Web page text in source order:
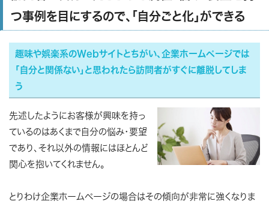
つ事例を目にするので、「自分ごと化」ができる
趣味や娯楽系のWebサイトとちがい、企業ホームページでは
「自分と関係ない」と思われたら訪問者がすぐに離脱してしま
う
先述したようにお客様が興味を持っ
ているのはあくまで自分の悩み・要望
であり、それ以外の情報にはほとんど
関心を抱いてくれません。
とりわけ企業ホームページの場合はその傾向が非常に強くなりま